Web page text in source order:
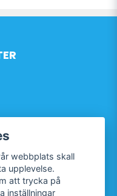
webbplats skall
upplevelse.
att trycka på
inställningar